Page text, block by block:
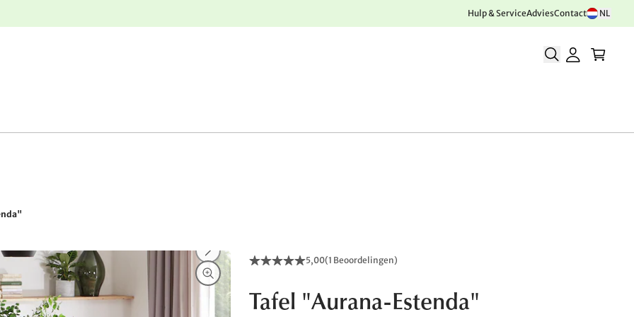
Hulp & ServiceAdviesContact NL
5,00(1 Beoordelingen)
Tafel "Aurana-Estenda"